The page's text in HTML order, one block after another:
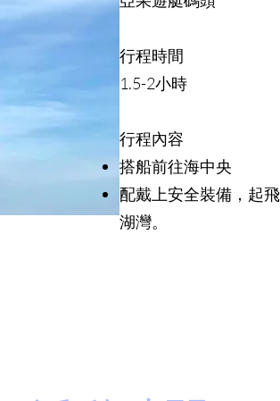
行程時間
1.5-2小時
行程內容​
搭船前往海中央
配戴上安全裝備，起
湖灣。